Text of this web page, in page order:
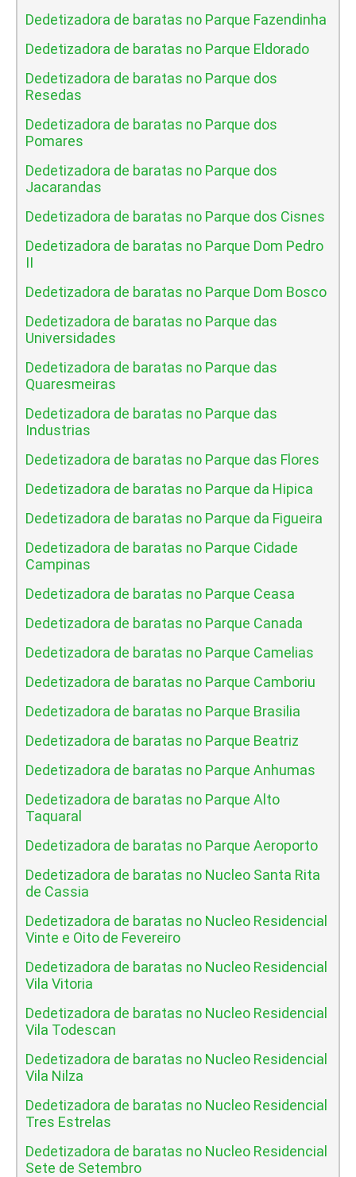
Dedetizadora de baratas no Parque Fazendinha
Dedetizadora de baratas no Parque Eldorado
Dedetizadora de baratas no Parque dos
Resedas
Dedetizadora de baratas no Parque dos
Pomares
Dedetizadora de baratas no Parque dos
Jacarandas
Dedetizadora de baratas no Parque dos Cisnes
Dedetizadora de baratas no Parque Dom Pedro
II
Dedetizadora de baratas no Parque Dom Bosco
Dedetizadora de baratas no Parque das
Universidades
Dedetizadora de baratas no Parque das
Quaresmeiras
Dedetizadora de baratas no Parque das
Industrias
Dedetizadora de baratas no Parque das Flores
Dedetizadora de baratas no Parque da Hipica
Dedetizadora de baratas no Parque da Figueira
Dedetizadora de baratas no Parque Cidade
Campinas
Dedetizadora de baratas no Parque Ceasa
Dedetizadora de baratas no Parque Canada
Dedetizadora de baratas no Parque Camelias
Dedetizadora de baratas no Parque Camboriu
Dedetizadora de baratas no Parque Brasilia
Dedetizadora de baratas no Parque Beatriz
Dedetizadora de baratas no Parque Anhumas
Dedetizadora de baratas no Parque Alto
Taquaral
Dedetizadora de baratas no Parque Aeroporto
Dedetizadora de baratas no Nucleo Santa Rita
de Cassia
Dedetizadora de baratas no Nucleo Residencial
Vinte e Oito de Fevereiro
Dedetizadora de baratas no Nucleo Residencial
Vila Vitoria
Dedetizadora de baratas no Nucleo Residencial
Vila Todescan
Dedetizadora de baratas no Nucleo Residencial
Vila Nilza
Dedetizadora de baratas no Nucleo Residencial
Tres Estrelas
Dedetizadora de baratas no Nucleo Residencial
Sete de Setembro